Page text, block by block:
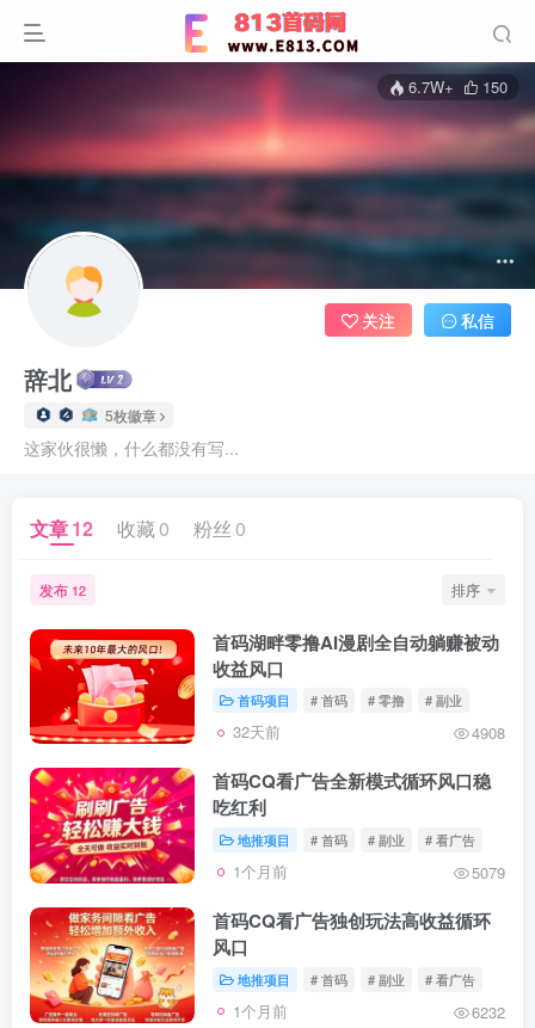
6.7W+ 150
辞北
5枚徽章
这家伙很懒，什么都没有写...
关注 私信
文章12 收藏 0 粉丝 0
发布 12 排序
首码湖畔零撸AI漫剧全自动躺赚被动
收益风口
首码项目 # 首码 # 零撸 # 副业
32天前 4908
首码CQ看广告全新模式循环风口稳
吃红利
地推项目 # 首码 # 副业 # 看广告
1个月前 5079
首码CQ看广告独创玩法高收益循环
风口
地推项目 # 首码 # 副业 # 看广告
1个月前 6232